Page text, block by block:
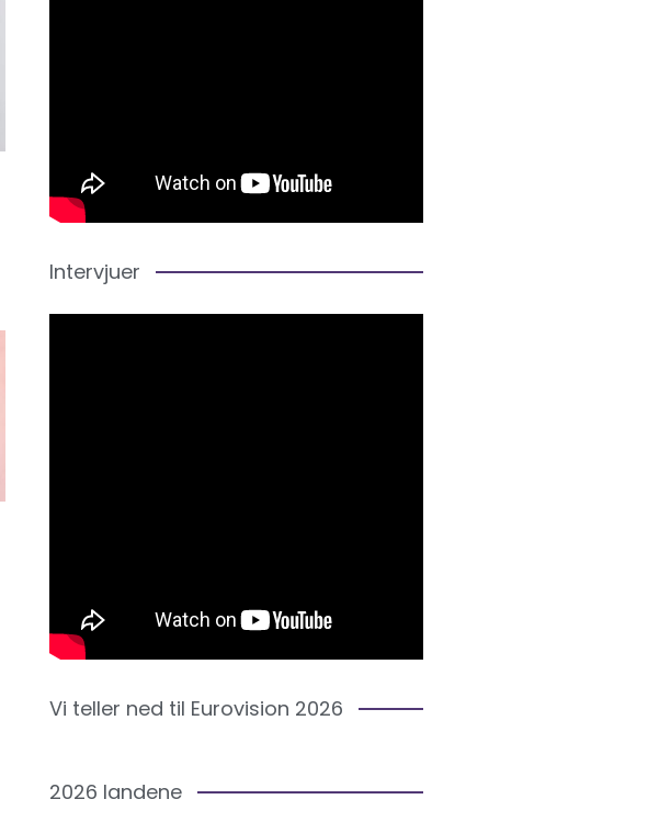
Intervjuer
Vi teller ned til Eurovision 2026
2026 landene